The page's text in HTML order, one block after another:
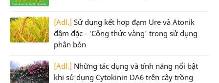
[Adl.] Sử dụng kết hợp đạm Ure và Atonik
đậm đặc - 'Công thức vàng' trong sử dụng
phân bón
[Adl.] Những tác dụng và tính năng nổi bật
khi sử dụng Cytokinin DA6 trên cây trồng